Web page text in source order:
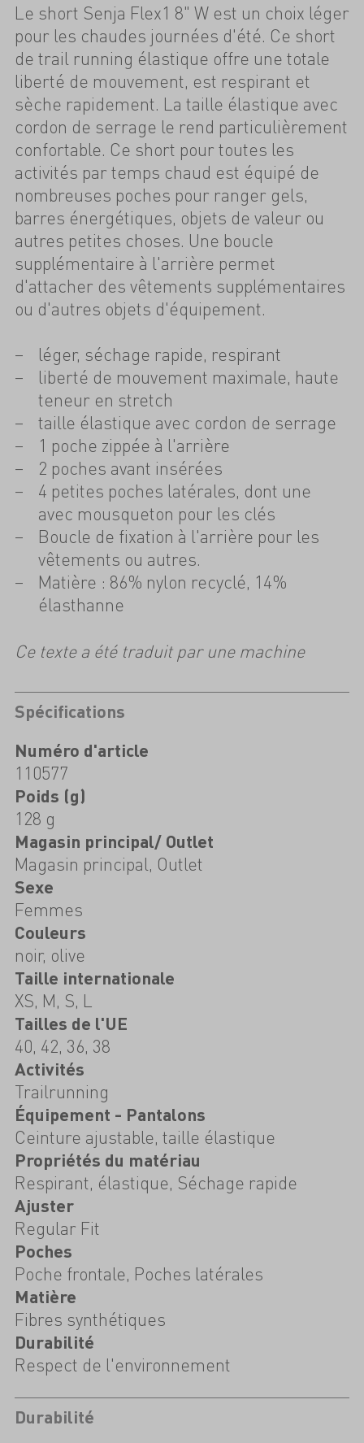
Le short Senja Flex1 8" W est un choix léger
pour les chaudes journées d'été. Ce short
de trail running élastique offre une totale
liberté de mouvement, est respirant et
sèche rapidement. La taille élastique avec
cordon de serrage le rend particulièrement
confortable. Ce short pour toutes les
activités par temps chaud est équipé de
nombreuses poches pour ranger gels,
barres énergétiques, objets de valeur ou
autres petites choses. Une boucle
supplémentaire à l'arrière permet
d'attacher des vêtements supplémentaires
ou d'autres objets d'équipement.
léger, séchage rapide, respirant
liberté de mouvement maximale, haute
teneur en stretch
taille élastique avec cordon de serrage
1 poche zippée à l'arrière
2 poches avant insérées
4 petites poches latérales, dont une
avec mousqueton pour les clés
Boucle de fixation à l'arrière pour les
vêtements ou autres.
Matière : 86% nylon recyclé, 14%
élasthanne
Ce texte a été traduit par une machine
Spécifications
Numéro d'article
110577
Poids (g)
128 g
Magasin principal/ Outlet
Magasin principal, Outlet
Sexe
Femmes
Couleurs
noir, olive
Taille internationale
XS, M, S, L
Tailles de l'UE
40, 42, 36, 38
Activités
Trailrunning
Équipement - Pantalons
Ceinture ajustable, taille élastique
Propriétés du matériau
Respirant, élastique, Séchage rapide
Ajuster
Regular Fit
Poches
Poche frontale, Poches latérales
Matière
Fibres synthétiques
Durabilité
Respect de l'environnement
Durabilité